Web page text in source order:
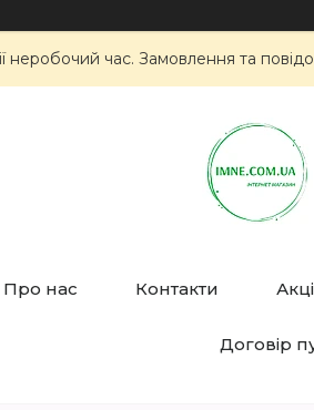
неробочий час. Замовлення та
Про нас Контакти
Договір